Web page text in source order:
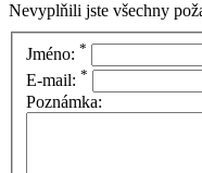
Nevyplňili jste všechny
Jméno: *
E-mail: *
Poznámka: